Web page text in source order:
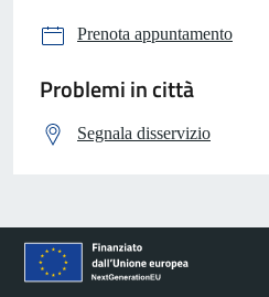
Prenota appuntamento
Problemi in città
Segnala disservizio